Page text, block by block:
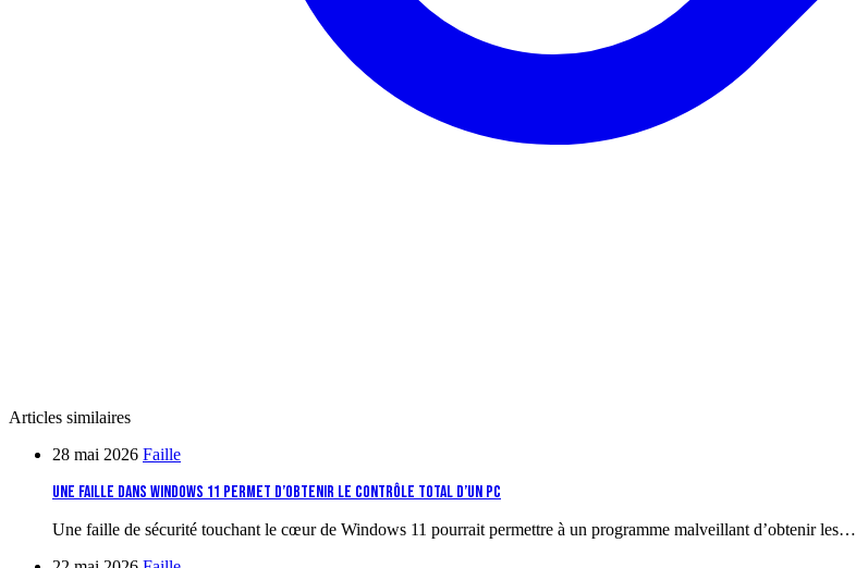
Articles similaires
28 mai 2026 Faille
Une faille dans Windows 11 permet d’obtenir le contrôle total d’un PC
Une faille de sécurité touchant le cœur de Windows 11 pourrait permettre à un programme malveillant d’obtenir les…